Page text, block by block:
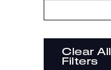
Clear All
Filters